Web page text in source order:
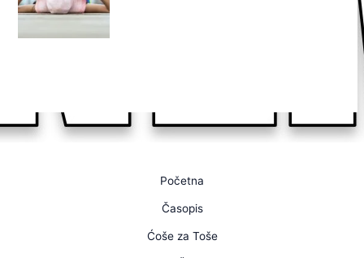
Početna
Časopis
Ćoše za Toše